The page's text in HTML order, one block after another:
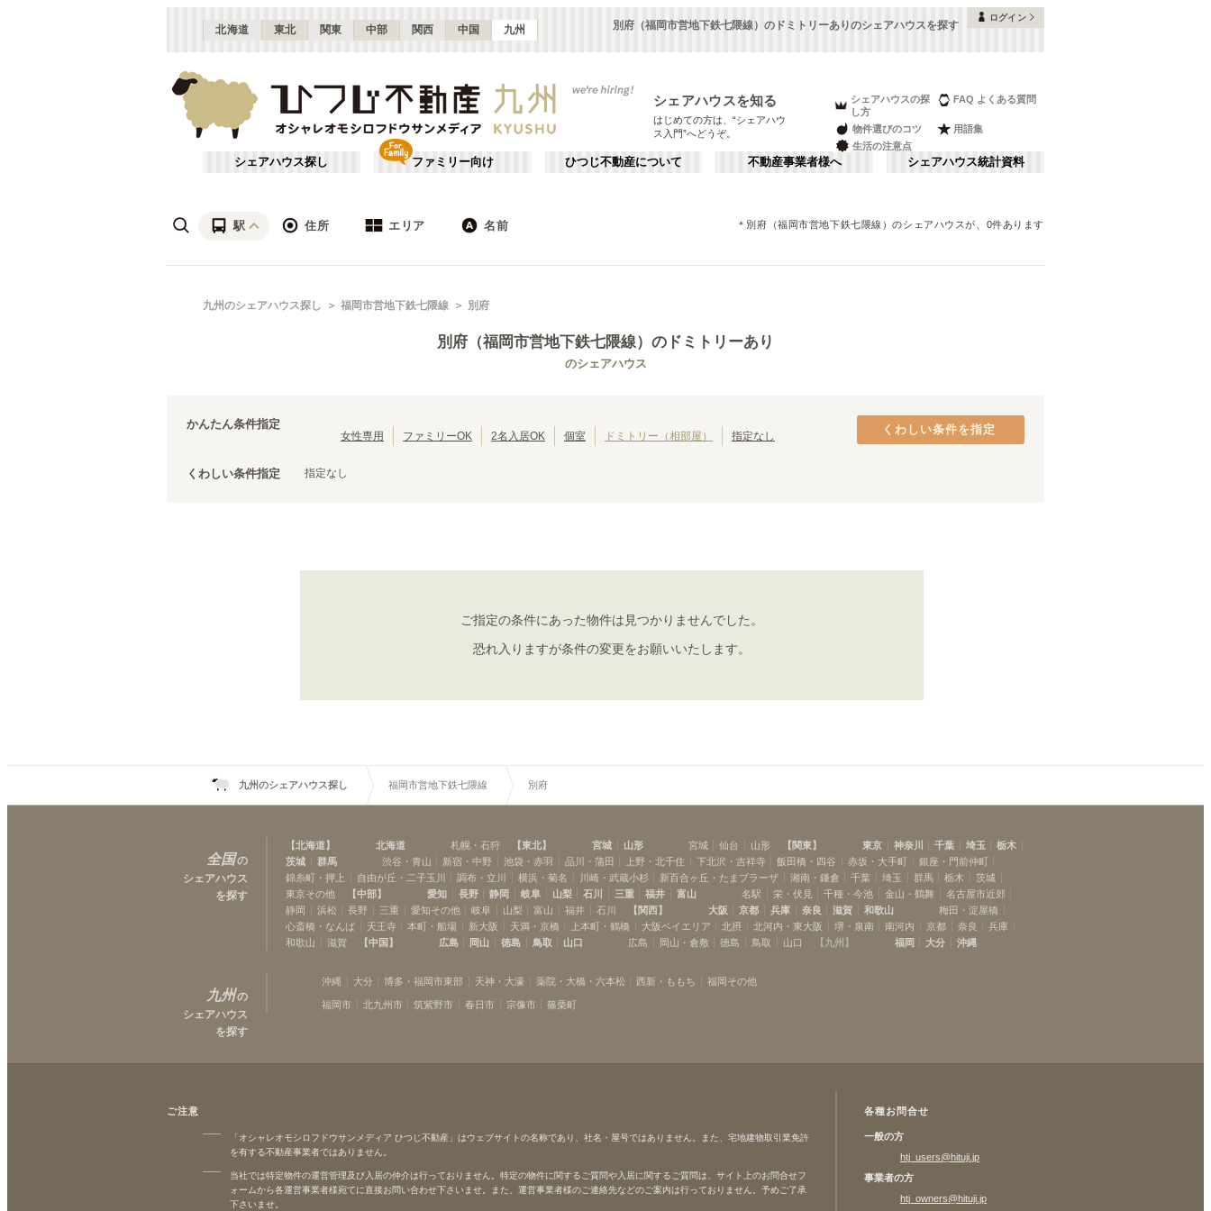
北海道 東北 関東 中部 関西 中国 九州 別府（福岡市営地下鉄七隈線）のドミトリーありのシェアハウスを探す
ログイン
シェアハウスを知る
はじめての方は、“シェアハウ
ス入門”へどうぞ。
シェアハウスの探
し方
FAQ よくある質問
物件選びのコツ
用語集
生活の注意点
シェアハウス探し ファミリー向け ひつじ不動産について 不動産事業者様へ シェアハウス統計資料
駅 住所 エリア 名前 ＊ 別府（福岡市営地下鉄七隈線）のシェアハウスが、 0件あります
福岡市営地下鉄箱崎線 1) 福岡市営地下鉄七隈線 (
(17) 北九州市 ( 3)
篠栗町 (
沖縄 (2) 大分 (2)
あ行 か行
ぱ行
わ行
九州のシェアハウス探し 福岡市営地下鉄七隈線 別府
別府（福岡市営地下鉄七隈線） のドミトリーあり
のシェアハウス
かんたん条件指定
女性専用 ファミリーOK 2名入居OK 個室 ドミトリー（相部屋） 指定なし
くわしい条件指定 指定なし
くわしい条件を指定
ご指定の条件にあった物件は見つかりませんでした。
恐れ入りますが条件の変更をお願いいたします。
九州のシェアハウス探し 福岡市営地下鉄七隈線 別府
全国の
シェアハウス
を探す
【北海道】 北海道 札幌・石狩 【東北】 宮城 山形 宮城 仙台 山形 【関東】 東京 神奈川 千葉 埼玉
栃木
茨城
群馬 渋谷・青山 新宿・中野 池袋・赤羽 品川・蒲田 上野・北千住 下北沢・吉祥寺 飯田橋・四谷 赤坂・大手町
銀座・門前仲町
錦糸町・押上
自由が丘・二子玉川 調布・立川 横浜・菊名 川崎・武蔵小杉 新百合ヶ丘・たまプラーザ 湘南・鎌倉 千葉 埼玉 群馬 栃木
茨城
東京その他
【中部】 愛知 長野 静岡 岐阜 山梨 石川 三重 福井 富山 名駅 栄・伏見 千種・今池 金山・鶴舞
名古屋市近郊
静岡
浜松 長野 三重 愛知その他 岐阜 山梨 富山 福井 石川 【関西】 大阪 京都 兵庫 奈良 滋賀 和歌山
梅田・淀屋橋
心斎橋・なんば
天王寺 本町・船場 新大阪 天満・京橋 上本町・鶴橋 大阪ベイエリア 北摂 北河内・東大阪 堺・泉南 南河内 京都 奈良
兵庫
和歌山
滋賀 【中国 】 広島 岡山 徳島 鳥取 山口 広島 岡山・倉敷 徳島 鳥取 山口 【九州 】 福岡 大分 沖縄
九州の
シェアハウス
を探す
沖縄 大分 博多・福岡市東部 天神・大濠 薬院・大橋・六本松 西新・ももち 福岡その他
福岡市 北九州市 筑紫野市 春日市 宗像市 篠栗町
ご注意
「オシャレオモシロフドウサンメディア ひつじ不動産」はウェブサイトの名称であり、社名・屋号ではありません。また、宅地建物取引業免許
を有する不動産事業者ではありません。
当社では特定物件の運営管理及び入居の仲介は行っておりません。特定の物件に関するご質問や入居に関するご質問は、サイト上のお問合せフ
ォームから各運営事業者様宛てに直接お問い合わせ下さいませ。また、運営事業者様のご連絡先などのご案内は行っておりません。予めご了承
下さいませ。
各種お問合せ
一般の方
htj_users@hituji.jp
事業者の方
htj_owners@hituji.jp